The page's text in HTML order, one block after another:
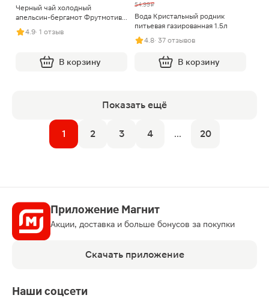
Черный чай холодный
апельсин-бергамот Фрутмотив
Imuno+ 1.5л
4.9· 1 отзыв
В корзину
54.99 ₽
Вода Кристальный родник
питьевая газированная 1.5л
4.8· 37 отзывов
В корзину
Показать ещё
1 2 3 4 ... 20
Приложение Магнит
Акции, доставка и больше бонусов за покупки
Скачать приложение
Наши соцсети